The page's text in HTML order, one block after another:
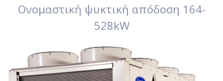
Ονομαστική ψυκτική απόδοση 164-
528kW